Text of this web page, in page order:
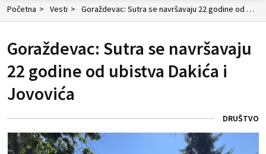
Početna > Vesti > Goraždevac: Sutra se navršavaju 22 godine od ubistva Dakića i Jovovića
Goraždevac: Sutra se navršavaju
22 godine od ubistva Dakića i
Jovovića
DRUŠTVO